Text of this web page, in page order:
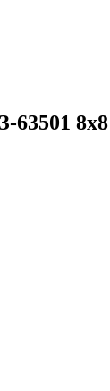
63501 8х8